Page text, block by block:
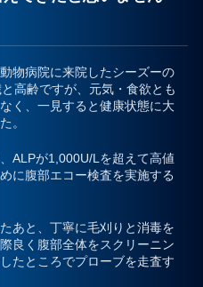
物病院に来院したシーズーの
高齢ですが、元気・食欲とも
く、一見すると健康状態に大
。
ALPが1,000U/Lを超えて高値
に腹部エコー検査を実施する
あと、丁寧に毛刈りと消毒を
良く腹部全体をスクリーニン
たところでプローブを走査す